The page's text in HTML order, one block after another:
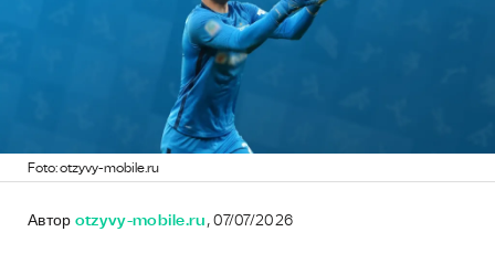
Foto: otzyvy-mobile.ru
Автор otzyvy-mobile.ru , 07/07/2026